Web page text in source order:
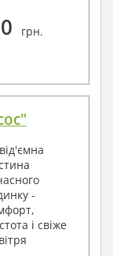
грн.
-
і свіже